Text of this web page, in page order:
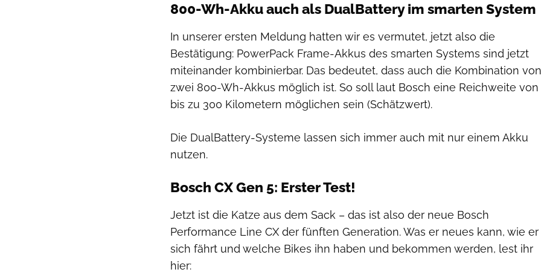
800-Wh-Akku auch als DualBattery im smarten System
In unserer ersten Meldung hatten wir es vermutet, jetzt also die
Bestätigung: PowerPack Frame-Akkus des smarten Systems sind jetzt
miteinander kombinierbar. Das bedeutet, dass auch die Kombination von
zwei 800-Wh-Akkus möglich ist. So soll laut Bosch eine Reichweite von
bis zu 300 Kilometern möglichen sein (Schätzwert).
Die DualBattery-Systeme lassen sich immer auch mit nur einem Akku
nutzen.
Bosch CX Gen 5: Erster Test!
Jetzt ist die Katze aus dem Sack – das ist also der neue Bosch
Performance Line CX der fünften Generation. Was er neues kann, wie er
sich fährt und welche Bikes ihn haben und bekommen werden, lest ihr
hier: